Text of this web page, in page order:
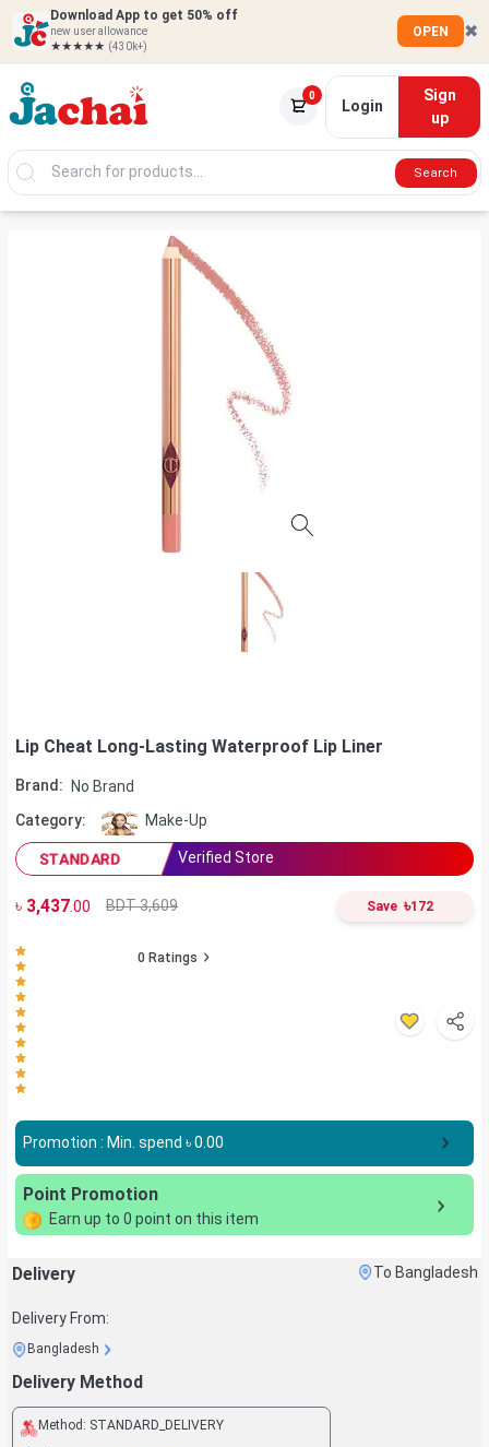
Download App to get 50% off
new user allowance
★★★★★ (430k+)
OPEN ✖
0
Login
Sign
up
Search
Lip Cheat Long-Lasting Waterproof Lip Liner
Brand: No Brand
Category:
Make-Up
STANDARD Verified Store
৳ 3,437.00 BDT 3,609 Save ৳172
0 Ratings
Promotion : Min. spend ৳0.00
Point Promotion
Earn up to 0 point on this item
Delivery To Bangladesh
Delivery From:
Bangladesh
Delivery Method
Method: STANDARD_DELIVERY